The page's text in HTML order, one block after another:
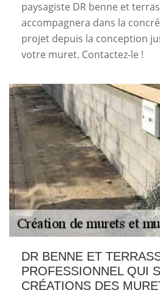
paysagiste DR benne et
accompagnera dans la
projet depuis la conception
votre muret. Contactez-le !
DR BENNE ET
PROFESSIONNEL QUI
CRÉATIONS DES